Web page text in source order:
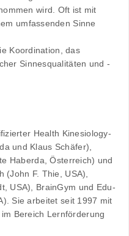
wird. Oft ist mit
umfassenden Sinne
Koordination, das
Sinnesqualitäten und -
Health Kinesiology-
und Klaus Schäfer),
Haberda, Österreich) und
(John F. Thie, USA),
USA), BrainGym und Edu-
Sie arbeitet seit 1997 mit
Bereich Lernförderung